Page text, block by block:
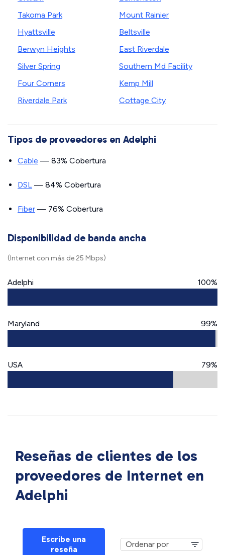
Takoma Park
Hyattsville
Berwyn Heights
Silver Spring
Four Corners
Riverdale Park
Mount Rainier
Beltsville
East Riverdale
Southern Md Facility
Kemp Mill
Cottage City
Tipos de proveedores en Adelphi
Cable — 83% Cobertura
DSL — 84% Cobertura
Fiber — 76% Cobertura
Disponibilidad de banda ancha
(Internet con más de 25 Mbps)
Adelphi 100%
Maryland 99%
USA 79%
Reseñas de clientes de los
proveedores de Internet en
Adelphi
Escribe una
reseña